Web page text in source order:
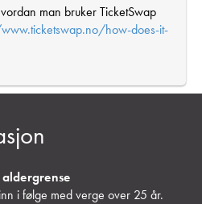
man bruker TicketSwap
how-does-it-
i følge med verge over 25 år.